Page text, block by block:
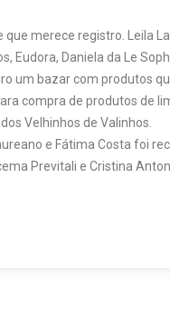
que merece registro. Leila
Eudora, Daniela da Le
um bazar com produtos
compra de produtos de
Velhinhos de Valinhos.
e Fátima Costa foi
Previtali e Cristina